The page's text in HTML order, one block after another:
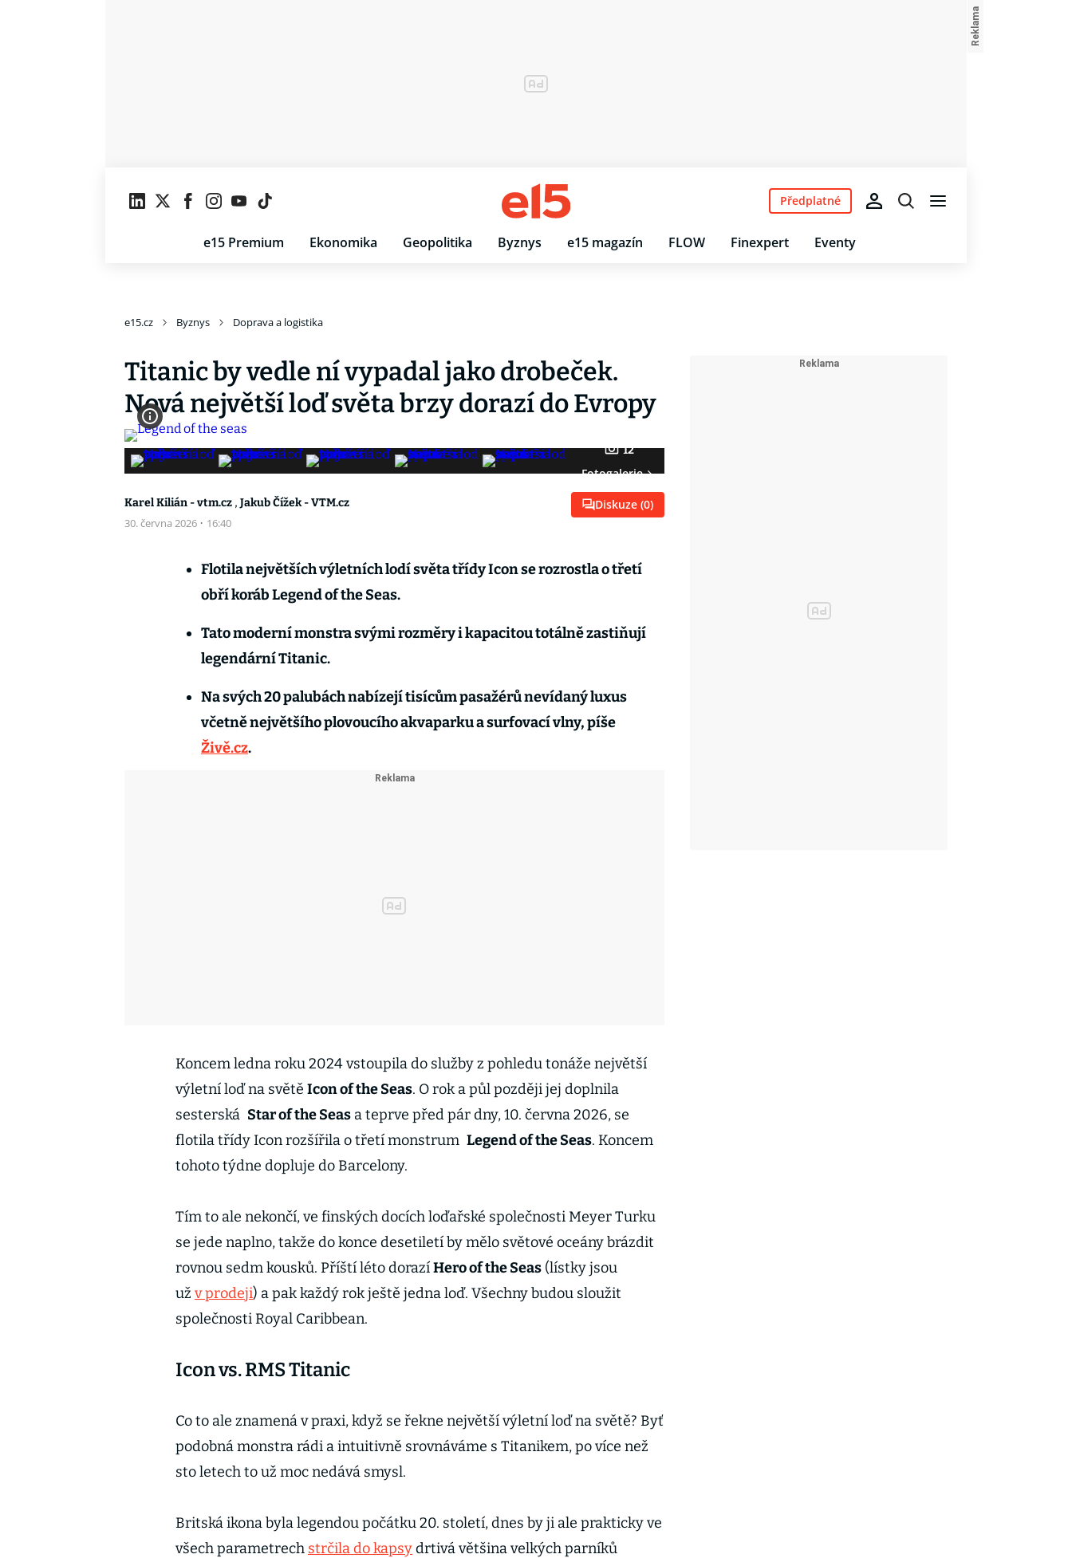
e15 Premium Ekonomika Geopolitika Byznys e15 magazín FLOW Finexpert Eventy
Předplatné
e15.cz Byznys Doprava a logistika
Titanic by vedle ní vypadal jako drobeček.
Nová největší loď světa brzy dorazí do Evropy
12
Fotogalerie
Karel Kilián - vtm.cz , Jakub Čížek - VTM.cz
30. června 2026 · 16:40
Diskuze (0)
Flotila největších výletních lodí světa třídy Icon se rozrostla o třetí
obří koráb Legend of the Seas.
Tato moderní monstra svými rozměry i kapacitou totálně zastiňují
legendární Titanic.
Na svých 20 palubách nabízejí tisícům pasažérů nevídaný luxus
včetně největšího plovoucího akvaparku a surfovací vlny, píše
Živě.cz.
Koncem ledna roku 2024 vstoupila do služby z pohledu tonáže největší
výletní loď na světě Icon of the Seas. O rok a půl později jej doplnila
sesterská Star of the Seasa teprve před pár dny, 10. června 2026, se
flotila třídy Icon rozšířila o třetí monstrum Legend of the Seas. Koncem
tohoto týdne dopluje do Barcelony.
Tím to ale nekončí, ve finských docích loďařské společnosti Meyer Turku
se jede naplno, takže do konce desetiletí by mělo světové oceány brázdit
rovnou sedm kousků. Příští léto dorazíHero of the Seas (lístky jsou
už v prodeji) a pak každý rok ještě jedna loď. Všechny budou sloužit
společnosti Royal Caribbean.
Icon vs. RMS Titanic
Co to ale znamená v praxi, když se řekne největší výletní loď na světě? Byť
podobná monstra rádi a intuitivně srovnáváme s Titanikem, po více než
sto letech to už moc nedává smysl.
Britská ikona byla legendou počátku 20. století, dnes by ji ale prakticky ve
všech parametrech strčila do kapsydrtivá většina velkých parníků